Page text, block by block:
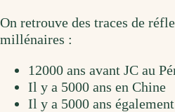
On retrouve des traces de
millénaires :
12000 ans avant JC au
Il y a 5000 ans en Chine
Il y a 5000 ans